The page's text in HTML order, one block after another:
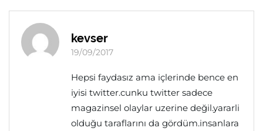
kevser
19/09/2017
Hepsi faydasız ama içlerinde bence en
iyisi twitter.cunku twitter sadece
magazinsel olaylar uzerine değil.yararli
olduğu taraflarını da gördüm.insanlara